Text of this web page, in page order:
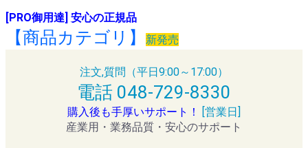
[PRO御用達] 安心の正規品
【商品カテゴリ】 新発売
注文,質問（平日9:00～17:00）
電話 048-729-8330
購入後も手厚いサポート！
[営業日]
産業用・業務品質・安心のサポート